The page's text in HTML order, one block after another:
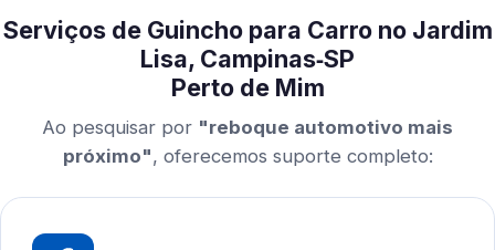
Serviços de Guincho para Carro no Jardim
Lisa, Campinas‑SP
Perto de Mim
Ao pesquisar por "reboque automotivo mais
próximo", oferecemos suporte completo: